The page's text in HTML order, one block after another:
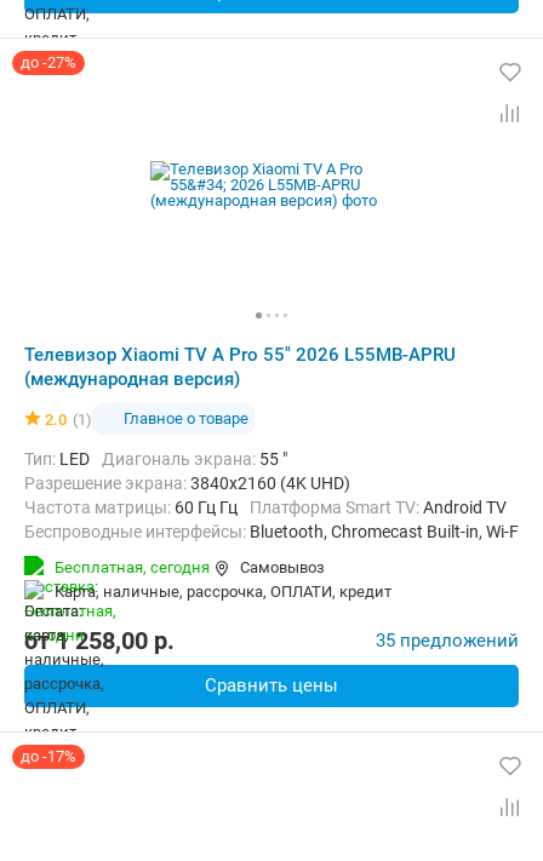
до -27%
Телевизор Xiaomi TV A Pro 55" 2026 L55MB-APRU
(международная версия)
2.0 (1) Главное о товаре
Тип: LED Диагональ экрана: 55 "
Разрешение экрана:3840x2160 (4K UHD)
Частота матрицы: 60 Гц Гц Платформа Smart TV:Android TV
Беспроводные интерфейсы: Bluetooth, Chromecast Built-in, Wi-Fi
Бесплатная, сегодня
Самовывоз
карта, наличные, рассрочка, ОПЛАТИ, кредит
от1 258,00 p. 35 предложений
Сравнить цены
до -17%